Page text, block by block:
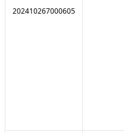
202410267000605